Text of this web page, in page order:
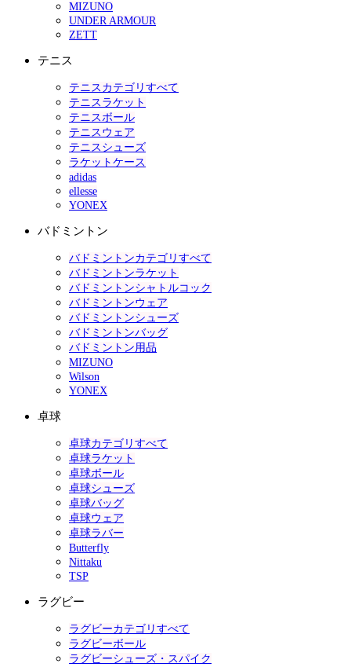
MIZUNO
UNDER ARMOUR
ZETT
テニス
テニスカテゴリすべて
テニスラケット
テニスボール
テニスウェア
テニスシューズ
ラケットケース
adidas
ellesse
YONEX
バドミントン
バドミントンカテゴリすべて
バドミントンラケット
バドミントンシャトルコック
バドミントンウェア
バドミントンシューズ
バドミントンバッグ
バドミントン用品
MIZUNO
Wilson
YONEX
卓球
卓球カテゴリすべて
卓球ラケット
卓球ボール
卓球シューズ
卓球バッグ
卓球ウェア
卓球ラバー
Butterfly
Nittaku
TSP
ラグビー
ラグビーカテゴリすべて
ラグビーボール
ラグビーシューズ・スパイク